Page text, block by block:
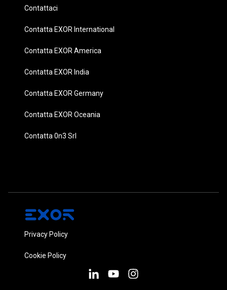
Contattaci
Contatta EXOR International
Contatta EXOR America
Contatta EXOR India
Contatta EXOR Germany
Contatta EXOR Oceania
Contatta 0n3 Srl
Privacy Policy
Cookie Policy